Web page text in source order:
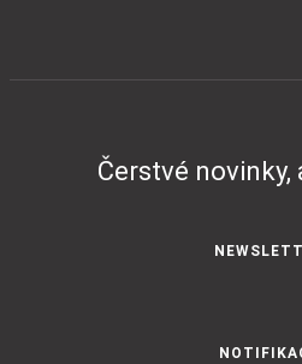
Čerstvé novinky,